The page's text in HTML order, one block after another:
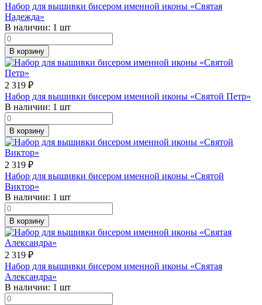
Набор для вышивки бисером именной иконы «Святая
Надежда»
В наличии: 1 шт
В корзину
2 319 ₽
Набор для вышивки бисером именной иконы «Святой Петр»
В наличии: 1 шт
В корзину
2 319 ₽
Набор для вышивки бисером именной иконы «Святой
Виктор»
В наличии: 1 шт
В корзину
2 319 ₽
Набор для вышивки бисером именной иконы «Святая
Александра»
В наличии: 1 шт